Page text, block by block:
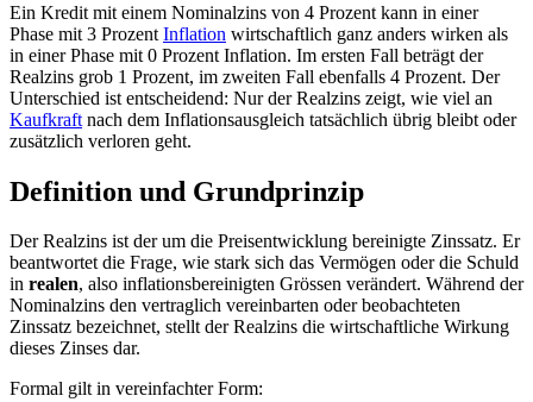
Ein Kredit mit einem Nominalzins von 4 Prozent kann in einer
Phase mit 3 Prozent Inflation wirtschaftlich ganz anders wirken als
in einer Phase mit 0 Prozent Inflation. Im ersten Fall beträgt der
Realzins grob 1 Prozent, im zweiten Fall ebenfalls 4 Prozent. Der
Unterschied ist entscheidend: Nur der Realzins zeigt, wie viel an
Kaufkraft nach dem Inflationsausgleich tatsächlich übrig bleibt oder
zusätzlich verloren geht.
Definition und Grundprinzip
Der Realzins ist der um die Preisentwicklung bereinigte Zinssatz. Er
beantwortet die Frage, wie stark sich das Vermögen oder die Schuld
in realen, also inflationsbereinigten Grössen verändert. Während der
Nominalzins den vertraglich vereinbarten oder beobachteten
Zinssatz bezeichnet, stellt der Realzins die wirtschaftliche Wirkung
dieses Zinses dar.
Formal gilt in vereinfachter Form: